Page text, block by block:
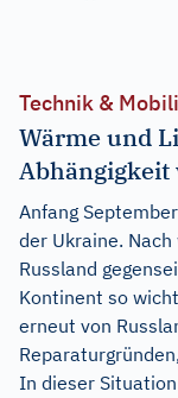
Technik &
Wärme und
Abhängigkeit
Anfang
der Ukraine.
Russland
Kontinent so
erneut von
In dieser